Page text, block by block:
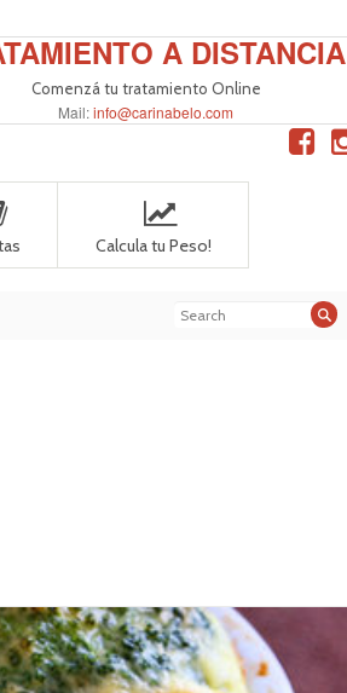
A DISTANCIA
Comenzá tu tratamiento Online
Mail:info@carinabelo.com
Calcula tu Peso!